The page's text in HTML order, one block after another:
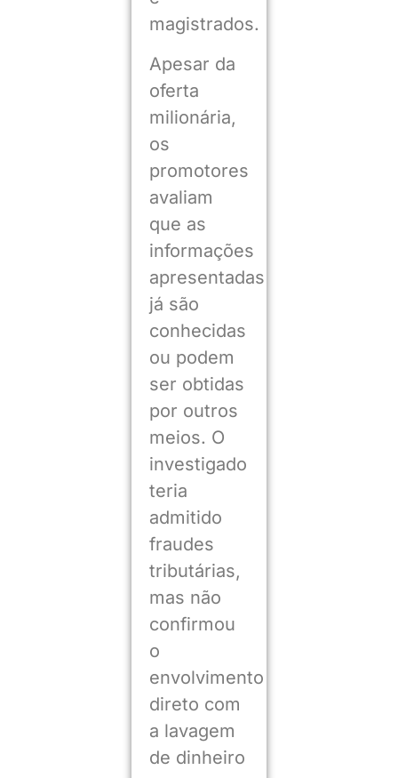
magistrados.
Apesar da
oferta
milionária,
os
promotores
avaliam
que as
informações
apresentadas
já são
conhecidas
ou podem
ser obtidas
por outros
meios. O
investigado
teria
admitido
fraudes
tributárias,
mas não
confirmou
o
envolvimento
direto com
a lavagem
de dinheiro